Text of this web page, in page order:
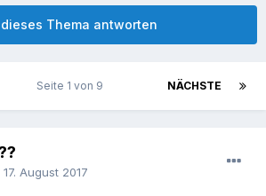
Thema antworten
NÄCHSTE
Seite 1 von 9
17. August 2017